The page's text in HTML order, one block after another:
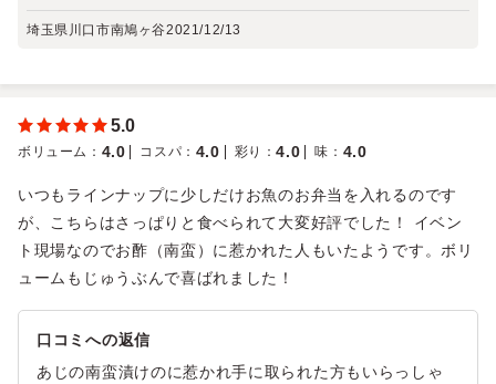
埼玉県川口市南鳩ヶ谷2021/12/13
5.0
ボリューム ： 4.0 コスパ ： 4.0 彩り ：4.0 味 ： 4.0
いつもラインナップに少しだけお魚のお弁当を入れるのです
が、こちらはさっぱりと食べられて大変好評でした！ イベン
ト現場なのでお酢（南蛮）に惹かれた人もいたようです。ボリ
ュームもじゅうぶんで喜ばれました！
口コミへの返信
あじの南蛮漬けのに惹かれ手に取られた方もいらっしゃ